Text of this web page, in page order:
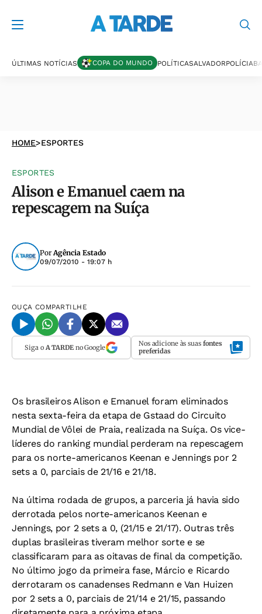
ÚLTIMAS NOTÍCIAS COPA DO MUNDO POLÍTICASALVADORPOLÍCIA
HOME>ESPORTES
ESPORTES
Alison e Emanuel caem na
repescagem na Suíça
PorAgência Estado
09/07/2010 - 19:07 h
OUÇA COMPARTILHE
Siga o A TARDEno Google Nos adicione às suas fontes
preferidas
Os brasileiros Alison e Emanuel foram eliminados
nesta sexta-feira da etapa de Gstaad do Circuito
Mundial de Vôlei de Praia, realizada na Suíça. Os vice-
líderes do ranking mundial perderam na repescagem
para os norte-americanos Keenan e Jennings por 2
sets a 0, parciais de 21/16 e 21/18.
Na última rodada de grupos, a parceria já havia sido
derrotada pelos norte-americanos Keenan e
Jennings, por 2 sets a 0, (21/15 e 21/17). Outras três
duplas brasileiras tiveram melhor sorte e se
classificaram para as oitavas de final da competição.
No último jogo da primeira fase, Márcio e Ricardo
derrotaram os canadenses Redmann e Van Huizen
por 2 sets a 0, parciais de 21/14 e 21/15, passando